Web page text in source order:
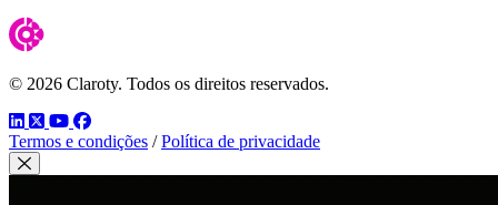
© 2026 Claroty. Todos os direitos reservados.
LinkedIn
TwitterYouTube
Facebook
Termos e condições / Política de privacidade
Close Modal